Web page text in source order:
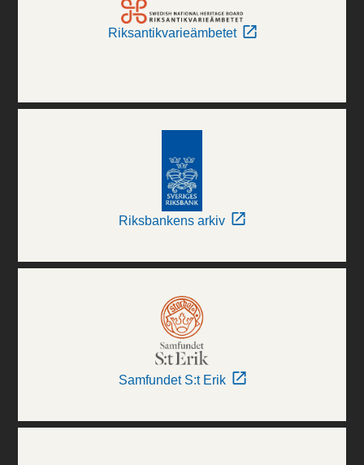
Riksantikvarieämbetet
Riksbankens arkiv
Samfundet S:t Erik